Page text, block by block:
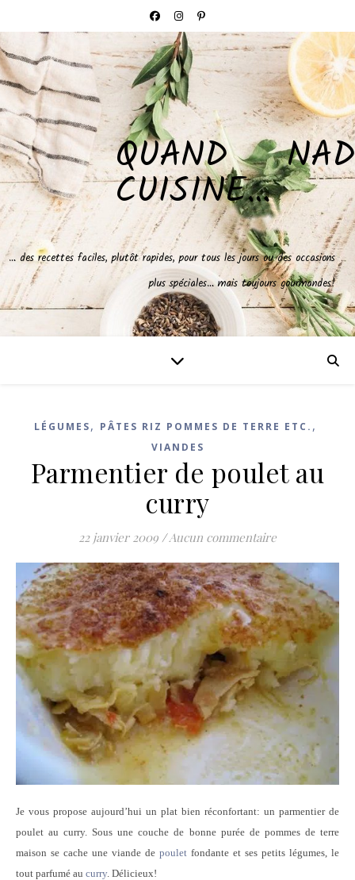
QUAND NAD
CUISINE…
… des recettes faciles, plutôt rapides, pour tous les jours ou des occasions
plus spéciales… mais toujours gourmandes!
LÉGUMES, PÂTES RIZ POMMES DE TERRE ETC. ,
VIANDES
Parmentier de poulet au
curry
22 janvier 2009 /Aucun commentaire
Je vous propose aujourd’hui un plat bien réconfortant: un parmentier de
poulet au curry. Sous une couche de bonne purée de pommes de terre
maison se cache une viande de poulet fondante et ses petits légumes, le
tout parfumé au curry. Délicieux!